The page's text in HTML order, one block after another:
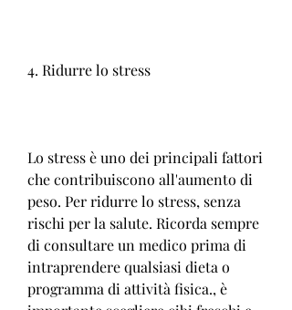
4. Ridurre lo stress
Lo stress è uno dei principali fattori
che contribuiscono all'aumento di
peso. Per ridurre lo stress, senza
rischi per la salute. Ricorda sempre
di consultare un medico prima di
intraprendere qualsiasi dieta o
programma di attività fisica., è